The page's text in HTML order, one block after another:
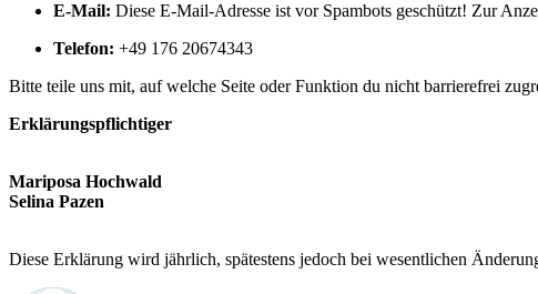
E-Mail: Diese E-Mail-Adresse ist vor Spambots geschützt! Zur
Telefon: +49 176 20674343
Bitte teile uns mit, auf welche Seite oder Funktion du nicht barrierefrei
Erklärungspflichtiger
Mariposa Hochwald
Selina Pazen
Diese Erklärung wird jährlich, spätestens jedoch bei wesentlichen